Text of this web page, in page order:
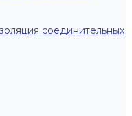
соединительных